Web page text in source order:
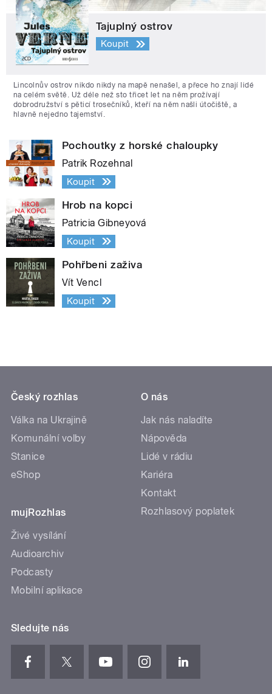
Tajuplný ostrov
Koupit
Lincolnův ostrov nikdo nikdy na mapě nenašel, a přece ho znají lidé
na celém světě. Už déle než sto třicet let na něm prožívají
dobrodružství s pěticí trosečníků, kteří na něm našli útočiště, a
hlavně nejedno tajemství.
Pochoutky z horské chaloupky
Patrik Rozehnal
Koupit
Hrob na kopci
Patricia Gibneyová
Koupit
Pohřbeni zaživa
Vít Vencl
Koupit
Český rozhlas
Válka na Ukrajině
Komunální volby
Stanice
eShop
mujRozhlas
Živé vysílání
Audioarchiv
Podcasty
Mobilní aplikace
O nás
Jak nás naladíte
Nápověda
Lidé v rádiu
Kariéra
Kontakt
Rozhlasový poplatek
Sledujte nás